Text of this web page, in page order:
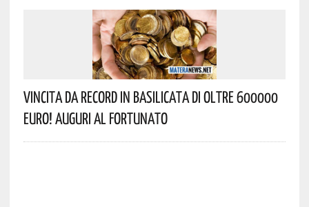
Vincita Da Record In Basilicata Di Oltre 600000
Euro! Auguri Al Fortunato